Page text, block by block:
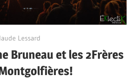
Lessard
Bruneau et les 2Frères